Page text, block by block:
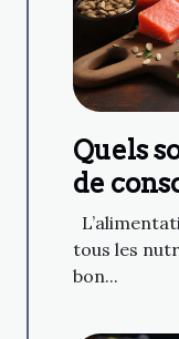
Quels
de
tous les
bon...